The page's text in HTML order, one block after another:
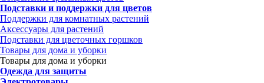
Подставки и поддержки для цветов
Поддержки для комнатных растений
Аксессуары для растений
Подставки для цветочных горшков
Товары для дома и уборки
Товары для дома и уборки
Одежда для защиты